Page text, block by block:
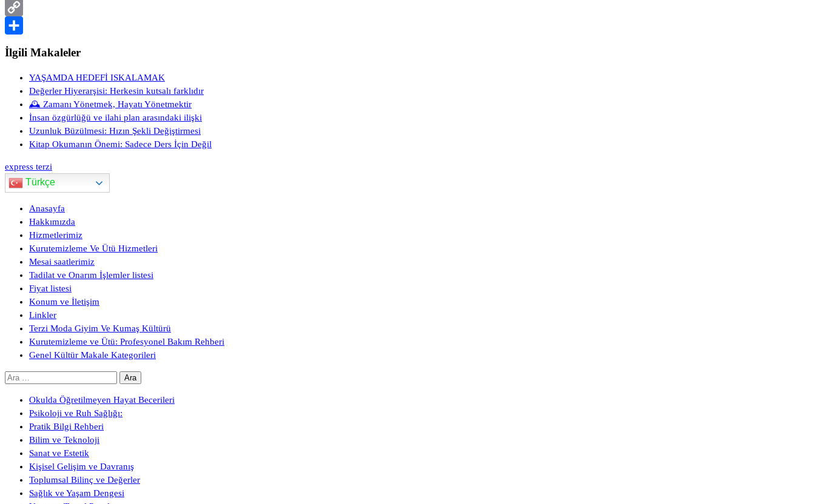
PrintFriendly
Copy
Link
Share
İlgili Makaleler
YAŞAMDA HEDEFİ ISKALAMAK
Değerler Hiyerarşisi: Herkesin kutsalı farklıdır
🕰️ Zamanı Yönetmek, Hayatı Yönetmektir
İnsan özgürlüğü ve ilahi plan arasındaki ilişki
Uzunluk Büzülmesi: Hızın Şekli Değiştirmesi
Kitap Okumanın Önemi: Sadece Ders İçin Değil
express terzi
Türkçe
Anasayfa
Hakkımızda
Hizmetlerimiz
Kurutemizleme Ve Ütü Hizmetleri
Mesai saatlerimiz
Tadilat ve Onarım İşlemler listesi
Fiyat listesi
Konum ve İletişim
Linkler
Terzi Moda Giyim Ve Kumaş Kültürü
Kurutemizleme ve Ütü: Profesyonel Bakım Rehberi
Genel Kültür Makale Kategorileri
Arama:
Okulda Öğretilmeyen Hayat Becerileri
Psikoloji ve Ruh Sağlığı:
Pratik Bilgi Rehberi
Bilim ve Teknoloji
Sanat ve Estetik
Kişisel Gelişim ve Davranış
Toplumsal Bilinç ve Değerler
Sağlık ve Yaşam Dengesi